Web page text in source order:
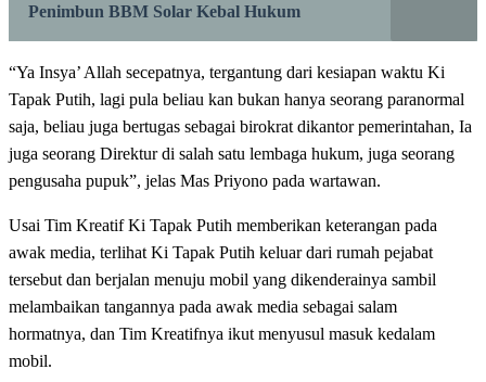
Penimbun BBM Solar Kebal Hukum
“Ya Insya’ Allah secepatnya, tergantung dari kesiapan waktu Ki
Tapak Putih, lagi pula beliau kan bukan hanya seorang paranormal
saja, beliau juga bertugas sebagai birokrat dikantor pemerintahan, Ia
juga seorang Direktur di salah satu lembaga hukum, juga seorang
pengusaha pupuk”, jelas Mas Priyono pada wartawan.
Usai Tim Kreatif Ki Tapak Putih memberikan keterangan pada
awak media, terlihat Ki Tapak Putih keluar dari rumah pejabat
tersebut dan berjalan menuju mobil yang dikenderainya sambil
melambaikan tangannya pada awak media sebagai salam
hormatnya, dan Tim Kreatifnya ikut menyusul masuk kedalam
mobil.